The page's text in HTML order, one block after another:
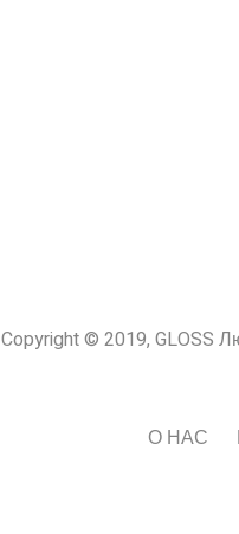
Copyright © 2019, GLOSS
О НАС